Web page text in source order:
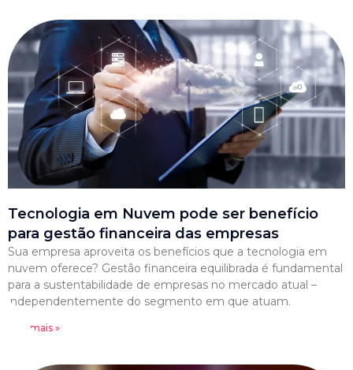
Tecnologia em Nuvem pode ser benefício
para gestão financeira das empresas
Sua empresa aproveita os benefícios que a tecnologia em
nuvem oferece? Gestão financeira equilibrada é fundamental
para a sustentabilidade de empresas no mercado atual –
independentemente do segmento em que atuam.
Leia mais »